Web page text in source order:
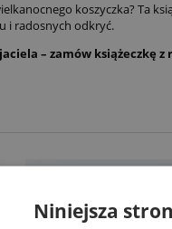
koszyczka? Ta
i radosnych odkryć.
– zamów książeczkę
Niniejsza